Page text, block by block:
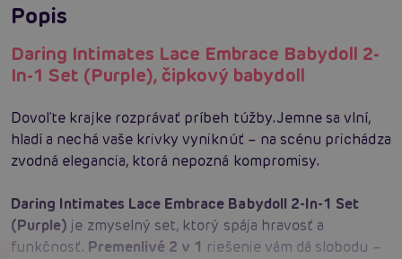
Popis
Daring Intimates Lace Embrace Babydoll 2-
In-1 Set (Purple), čipkový babydoll
Dovoľte krajke rozprávať príbeh túžby. Jemne sa vlní,
hladí a nechá vaše krivky vyniknúť – na scénu prichádza
zvodná elegancia, ktorá nepozná kompromisy.
Daring Intimates Lace Embrace Babydoll 2-In-1 Set
(Purple) je zmyselný set, ktorý spája hravosť a
funkčnosť. Premenlivé 2 v 1 riešenie vám dá slobodu –